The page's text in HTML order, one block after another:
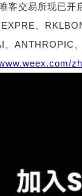
唯客交易所现已开
ANTHROPIC